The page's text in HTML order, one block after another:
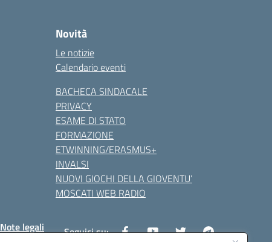
Novità
Le notizie
Calendario eventi
BACHECA SINDACALE
PRIVACY
ESAME DI STATO
FORMAZIONE
ETWINNING/ERASMUS+
INVALSI
NUOVI GIOCHI DELLA GIOVENTU’
MOSCATI WEB RADIO
Note legali Seguici su: